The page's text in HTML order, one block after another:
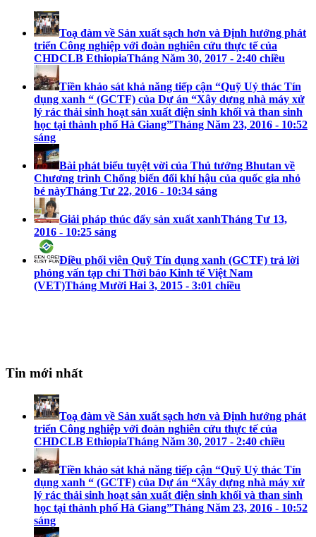
Toạ đàm về Sản xuất sạch hơn và Định hướng phát
triển Công nghiệp với đoàn nghiên cứu thực tế của
CHDCLB EthiopiaTháng Năm 30, 2017 - 2:40 chiều
Tiền khảo sát khả năng tiếp cận “Quỹ Uỷ thác Tín
dụng xanh “ (GCTF) của Dự án “Xây dựng nhà máy xử
lý rác thải sinh hoạt sản xuất điện sinh khối và than sinh
học tại thành phố Hà Giang”Tháng Năm 23, 2016 - 10:52
sáng
Bài phát biểu tuyệt vời của Thủ tướng Bhutan về
Chương trình Chống biến đổi khí hậu của quốc gia nhỏ
bé nàyTháng Tư 22, 2016 - 10:34 sáng
Giải pháp thúc đẩy sản xuất xanhTháng Tư 13,
2016 - 10:25 sáng
Điều phối viên Quỹ Tín dụng xanh (GCTF) trả lời
phỏng vấn tạp chí Thời báo Kinh tế Việt Nam
(VET)Tháng Mười Hai 3, 2015 - 3:01 chiều
Tin mới nhất
Toạ đàm về Sản xuất sạch hơn và Định hướng phát
triển Công nghiệp với đoàn nghiên cứu thực tế của
CHDCLB EthiopiaTháng Năm 30, 2017 - 2:40 chiều
Tiền khảo sát khả năng tiếp cận “Quỹ Uỷ thác Tín
dụng xanh “ (GCTF) của Dự án “Xây dựng nhà máy xử
lý rác thải sinh hoạt sản xuất điện sinh khối và than sinh
học tại thành phố Hà Giang”Tháng Năm 23, 2016 - 10:52
sáng